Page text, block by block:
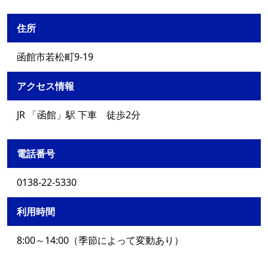
住所
函館市若松町9-19
アクセス情報
JR 「函館」駅 下車 徒歩2分
電話番号
0138-22-5330
利用時間
8:00～14:00（季節によって変動あり）